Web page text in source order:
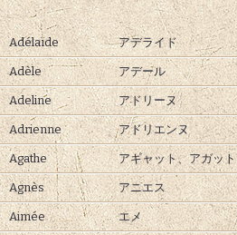
Adélaïde アデライド
Adèle アデール
Adeline アドリーヌ
Adrienne アドリエンヌ
Agathe アギャット、アガット
Agnès アニエス
Aimée エメ